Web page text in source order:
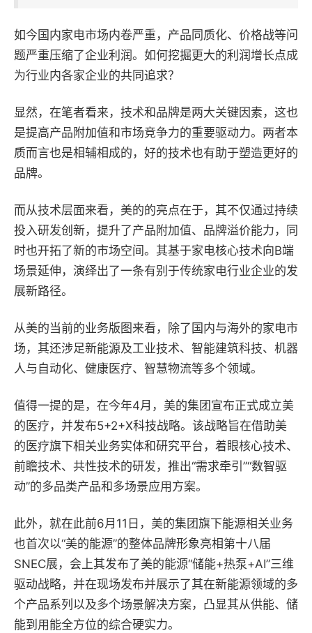
如今国内家电市场内卷严重，产品同质化、价格战等问
题严重压缩了企业利润。如何挖掘更大的利润增长点成
为行业内各家企业的共同追求？
显然，在笔者看来，技术和品牌是两大关键因素，这也
是提高产品附加值和市场竞争力的重要驱动力。两者本
质而言也是相辅相成的，好的技术也有助于塑造更好的
品牌。
而从技术层面来看，美的的亮点在于，其不仅通过持续
投入研发创新，提升了产品附加值、品牌溢价能力，同
时也开拓了新的市场空间。其基于家电核心技术向B端
场景延伸，演绎出了一条有别于传统家电行业企业的发
展新路径。
从美的当前的业务版图来看，除了国内与海外的家电市
场，其还涉足新能源及工业技术、智能建筑科技、机器
人与自动化、健康医疗、智慧物流等多个领域。
值得一提的是，在今年4月，美的集团宣布正式成立美
的医疗，并发布5+2+X科技战略。该战略旨在借助美
的医疗旗下相关业务实体和研究平台，着眼核心技术、
前瞻技术、共性技术的研发，推出“需求牵引”“数智驱
动”的多品类产品和多场景应用方案。
此外，就在此前6月11日，美的集团旗下能源相关业务
也首次以“美的能源”的整体品牌形象亮相第十八届
SNEC展，会上其发布了美的能源“储能+热泵+AI”三维
驱动战略，并在现场发布并展示了其在新能源领域的多
个产品系列以及多个场景解决方案，凸显其从供能、储
能到用能全方位的综合硬实力。